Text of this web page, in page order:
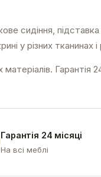
сидіння, підставка
у різних тканинах і
Гарантія
Гарантія 24 місяці
На всі меблі